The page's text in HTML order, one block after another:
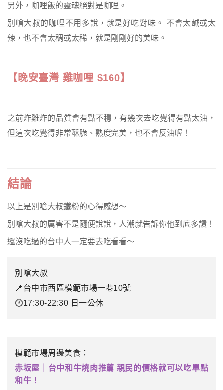
另外，咖哩飯的靈魂絕對是咖哩。
別嗆大叔的咖哩不用多說，就是好吃對味。 不會太鹹或太
辣，也不會太稠或太稀，就是剛剛好的美味。
【晚安臺灣 雞咖哩 $160】
之前炸雞炸的品質會有點不穩，有幾次去吃覺得有點太油，
但這次吃覺得非常酥脆、熟度完美，也不會反油喔！
結論
以上是別嗆大叔鐵粉的心得感想～
別嗆大叔的厲害不是隨便說說，人潮就告訴你他到底多讚！
還沒吃過的台中人一定要去吃看看～
別嗆大叔
📍台中市西區模範市場一巷10號
🕐17:30-22:30 日一公休
模範市場周邊美食：
赤坂屋｜台中和牛燒肉推薦 親民的價格就可以吃單點
和牛！